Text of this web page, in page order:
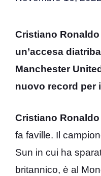
Cristiano
un’accesa
Manchester
nuovo record per
Cristiano Ronaldo
fa faville. Il
Sun in cui ha
britannico, è al